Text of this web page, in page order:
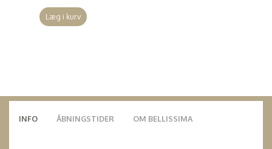
Læg i kurv
INFO ÅBNINGSTIDER OM BELLISSIMA